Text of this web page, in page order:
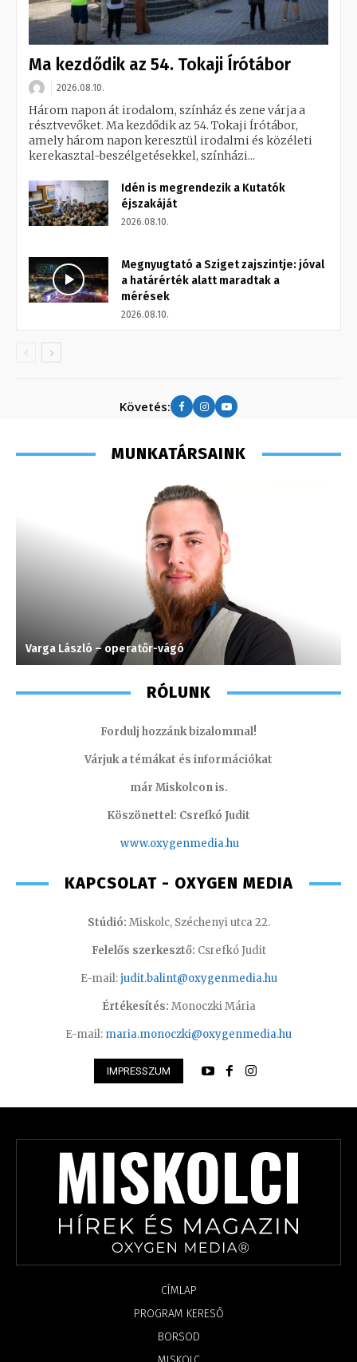
Ma kezdődik az 54. Tokaji Írótábor
2026.08.10.
Három napon át irodalom, színház és zene várja a
résztvevőket. Ma kezdődik az 54. Tokaji Írótábor,
amely három napon keresztül irodalmi és közéleti
kerekasztal-beszélgetésekkel, színházi...
Idén is megrendezik a Kutatók
éjszakáját
2026.08.10.
Megnyugtató a Sziget zajszintje: jóval
a határérték alatt maradtak a
mérések
2026.08.10.
Követés:
MUNKATÁRSAINK
Varga László – operatőr-vágó
RÓLUNK
Fordulj hozzánk bizalommal!
Várjuk a témákat és információkat
már Miskolcon is.
Köszönettel: Csrefkó Judit
www.oxygenmedia.hu
KAPCSOLAT - OXYGEN MEDIA
Stúdió: Miskolc, Széchenyi utca 22.
Felelős szerkesztő: Csrefkó Judit
E-mail:judit.balint@oxygenmedia.hu
Értékesítés: Monoczki Mária
E-mail: maria.monoczki@oxygenmedia.hu
IMPRESSZUM
CÍMLAP
PROGRAM KERESŐ
BORSOD